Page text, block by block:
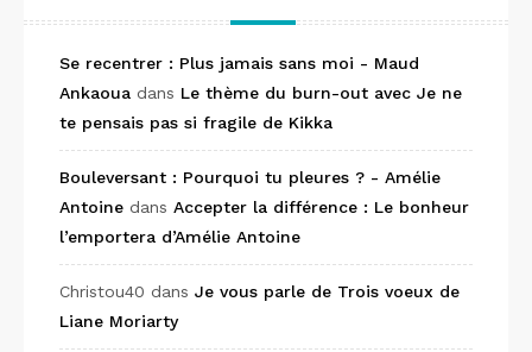
Se recentrer : Plus jamais sans moi - Maud
Ankaoua dans Le thème du burn-out avec Je ne
te pensais pas si fragile de Kikka
Bouleversant : Pourquoi tu pleures ? - Amélie
Antoine dans Accepter la différence : Le bonheur
l’emportera d’Amélie Antoine
Christou40 dans Je vous parle de Trois voeux de
Liane Moriarty